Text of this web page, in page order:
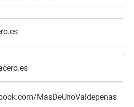
MasDeUnoValdepenas